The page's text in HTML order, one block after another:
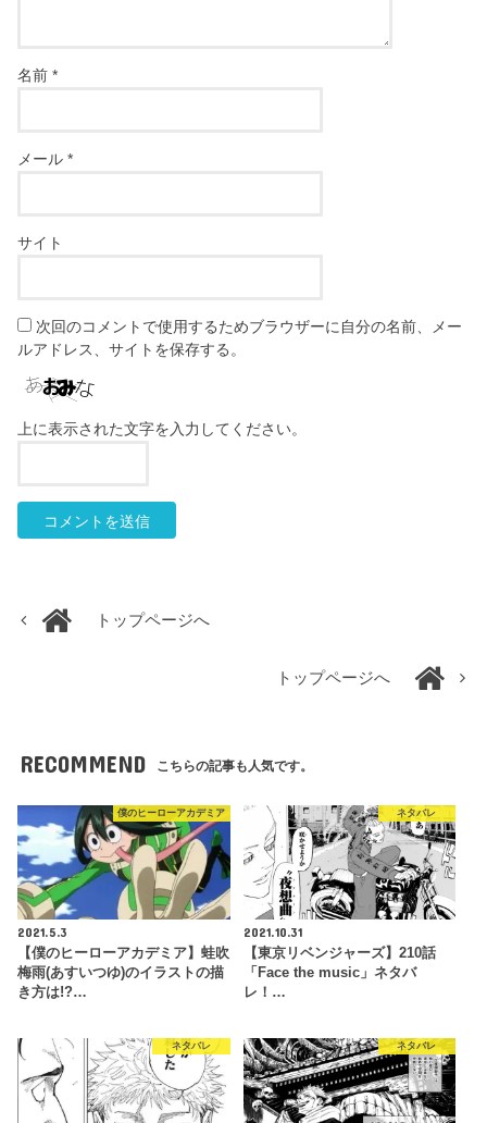
名前*
メール*
サイト
次回のコメントで使用するためブラウザーに自分の名前、メー
ルアドレス、サイトを保存する。
上に表示された文字を入力してください。
トップページへ
トップページへ
RECOMMEND こちらの記事も人気です。
僕のヒーローアカデミア
2021.5.3
【僕のヒーローアカデミア】蛙吹
梅雨(あすいつゆ)のイラストの描
き方は!?…
ネタバレ
2021.10.31
【東京リベンジャーズ】210話
「Face the music」ネタバ
レ！…
ネタバレ ネタバレ